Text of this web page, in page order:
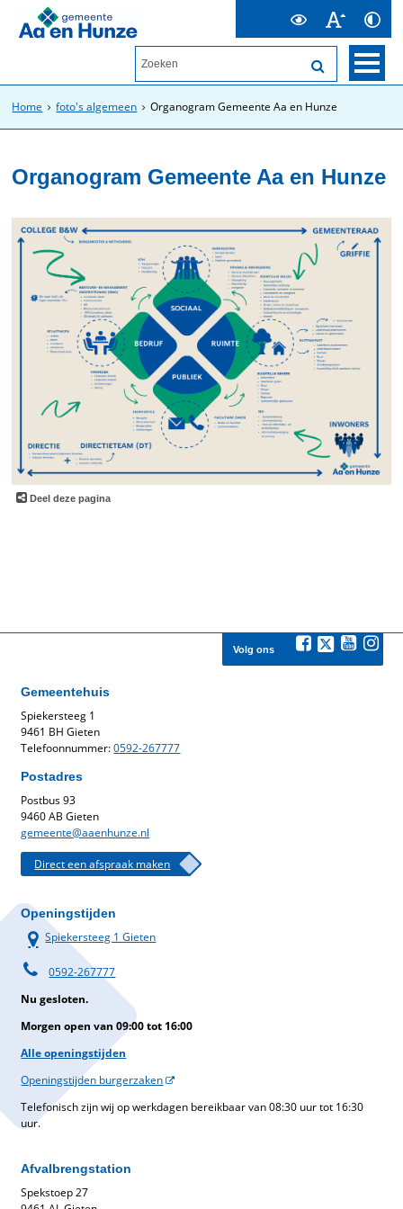
Home foto's algemeen Organogram Gemeente Aa en Hunze
Organogram Gemeente Aa en Hunze
Deel deze pagina
Volg ons
Gemeentehuis
Spiekersteeg 1
9461 BH Gieten
Telefoonnummer:0592-267777
Postadres
Postbus 93
9460 AB Gieten
gemeente@aaenhunze.nl
Direct een afspraak maken
Openingstijden
Spiekersteeg 1 Gieten
0592-267777
Nu gesloten.
Morgen open van 09:00 tot 16:00
Alle openingstijden
Openingstijden burgerzaken
Telefonisch zijn wij op werkdagen bereikbaar van 08:30 uur tot 16:30
uur.
Afvalbrengstation
Spekstoep 27